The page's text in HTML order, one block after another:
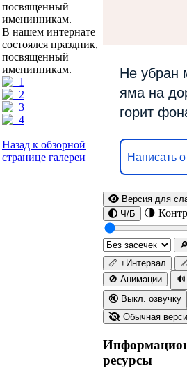
посвященный
именинникам.
В нашем интернате
состоялся праздник,
посвященный
именинникам.
Назад к обзорной
странице галереи
Не убран
яма на
горит
Написать
Версия для
Ч/Б
🌗
📏 +Интервал
🚫 Анимации
🔇 Выкл. озвучку
Обычная
ресурсы